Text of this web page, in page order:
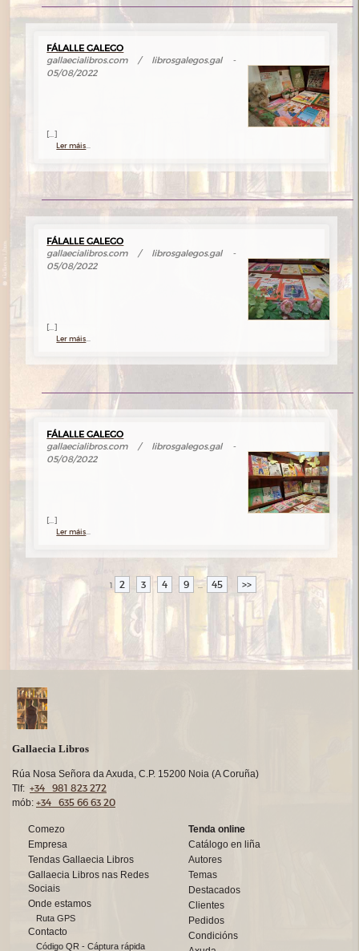
FÁLALLE GALEGO
gallaecialibros.com / librosgalegos.gal -
05/08/2022
[...]
Ler máis
FÁLALLE GALEGO
gallaecialibros.com / librosgalegos.gal -
05/08/2022
[...]
Ler máis
FÁLALLE GALEGO
gallaecialibros.com / librosgalegos.gal -
05/08/2022
[...]
Ler máis
1 2 3 4 9 ... 45 >>
Gallaecia Libros
Rúa Nosa Señora da Axuda, C.P. 15200 Noia (A Coruña)
Tlf: +34 981 823 272
mób: +34 635 66 63 20
Comezo
Empresa
Tendas Gallaecia Libros
Gallaecia Libros nas Redes
Sociais
Onde estamos
Ruta GPS
Contacto
Código QR - Cáptura rápida
Tenda online
Catálogo en liña
Autores
Temas
Destacados
Clientes
Pedidos
Condicións